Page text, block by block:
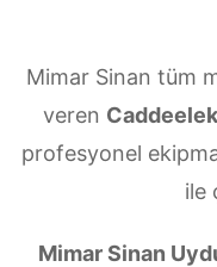
Mimar Sinan tüm
veren
profesyonel
ile
Mimar Sinan